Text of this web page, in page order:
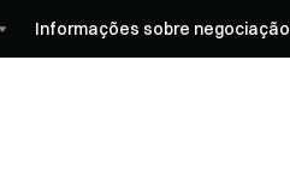
Informações sobre negociação